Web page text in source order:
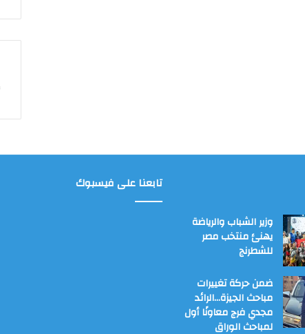
وزير الشباب والرياضة
يهنئ منتخب مصر
للشطرنج
ضمن حركة تغييرات
مباحث الجيزة…الرائد
مجدي فرج معاونًا أول
لمباحث الوراق
تابعنا على فيسبوك